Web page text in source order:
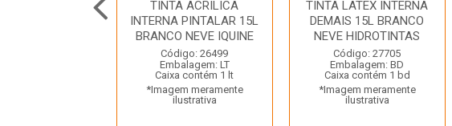
TINTA ACRILICA
INTERNA PINTALAR 15L
BRANCO NEVE IQUINE
Código: 26499
Embalagem: LT
Caixa contém 1 lt
*Imagem meramente
ilustrativa
TINTA LATEX INTERNA
DEMAIS 15L BRANCO
NEVE HIDROTINTAS
Código: 27705
Embalagem: BD
Caixa contém 1 bd
*Imagem meramente
ilustrativa